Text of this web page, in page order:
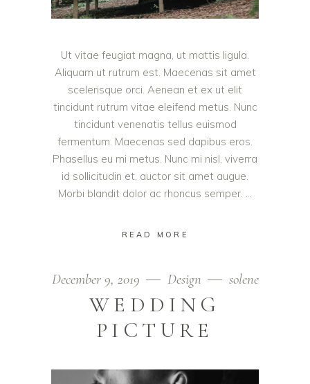
Ut vitae feugiat magna, ut mattis ligula.
Aliquam ut rutrum est. Maecenas sit amet
scelerisque orci. Aenean et ex ut elit
tincidunt rutrum vitae eleifend metus. Nunc
tincidunt venenatis tellus euismod
fermentum. Maecenas sed dapibus eros.
Phasellus eu mi metus. Nunc mi nisl, viverra
id sollicitudin et, auctor sit amet augue.
Morbi blandit dolor ac rhoncus semper.
READ MORE
December 9, 2019 Design solene
WEDDING
PICTURE